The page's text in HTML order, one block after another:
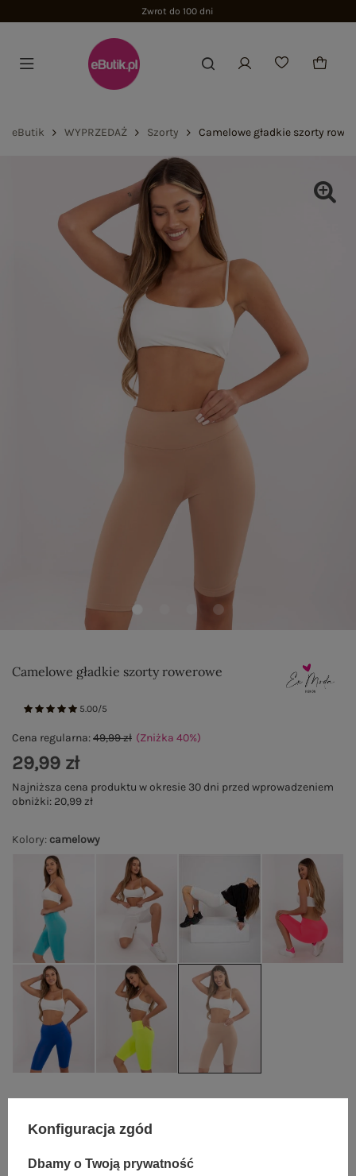
Zwrot do 100 dni
eButik WYPRZEDAŻ Szorty Camelowe gładkie szorty
Camelowe gładkie szorty rowerowe
5.00/5
Kolory: camelowy
TABELA ROZMIARÓW
Cena regularna:49,99 zł (Zniżka 40%)
29,99 zł
Najniższa cena produktu w okresie 30 dni przed wprowadzeniem
obniżki: 20,99 zł
Konfiguracja zgód
Dbamy o Twoją prywatność